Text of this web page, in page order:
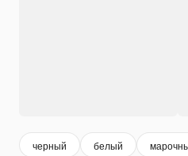
черный белый